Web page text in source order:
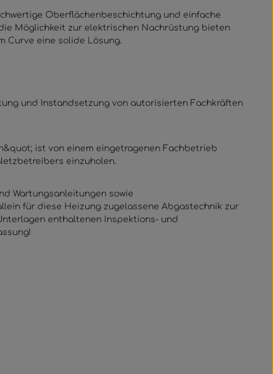
Oberflächenbeschichtung und einfache
Möglichkeit zur elektrischen Nachrüstung bieten
Curve eine solide Lösung.
und Instandsetzung von autorisierten Fachkräften
ist von einem eingetragenen Fachbetrieb
einzuholen.
Wartungsanleitungen sowie
für diese Heizung zugelassene Abgastechnik zur
enthaltenen Inspektions- und